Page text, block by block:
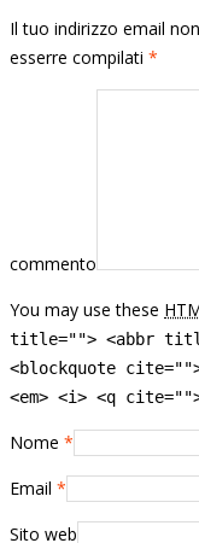
Il tuo indirizzo email
esserre compilati *
commento
You may use these
title=""> <abbr
<blockquote
<em> <i> <q
Nome *
Email *
Sito web